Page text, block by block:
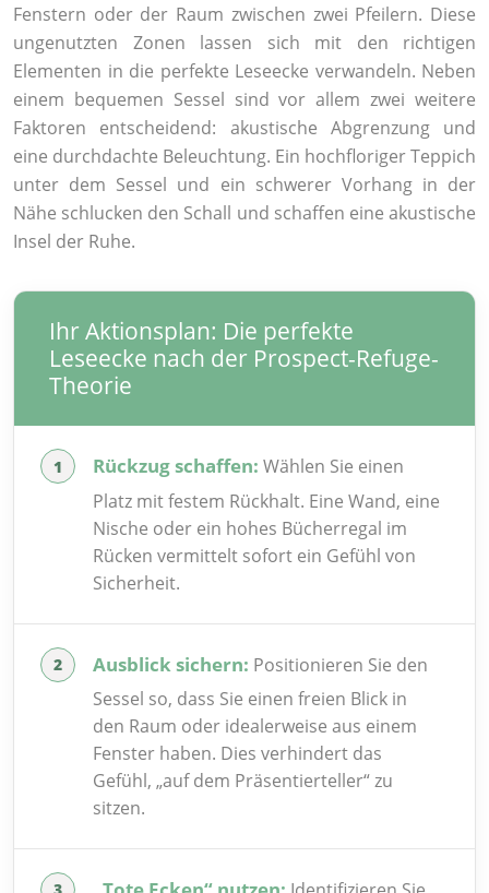
Fenstern oder der Raum zwischen zwei Pfeilern. Diese
ungenutzten Zonen lassen sich mit den richtigen
Elementen in die perfekte Leseecke verwandeln. Neben
einem bequemen Sessel sind vor allem zwei weitere
Faktoren entscheidend: akustische Abgrenzung und
eine durchdachte Beleuchtung. Ein hochfloriger Teppich
unter dem Sessel und ein schwerer Vorhang in der
Nähe schlucken den Schall und schaffen eine akustische
Insel der Ruhe.
Ihr Aktionsplan: Die perfekte
Leseecke nach der Prospect-Refuge-
Theorie
Rückzug schaffen: Wählen Sie einen
Platz mit festem Rückhalt. Eine Wand, eine
Nische oder ein hohes Bücherregal im
Rücken vermittelt sofort ein Gefühl von
Sicherheit.
Ausblick sichern: Positionieren Sie den
Sessel so, dass Sie einen freien Blick in
den Raum oder idealerweise aus einem
Fenster haben. Dies verhindert das
Gefühl, „auf dem Präsentierteller“ zu
sitzen.